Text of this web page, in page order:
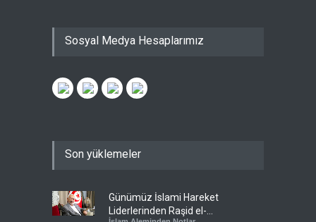
Sosyal Medya Hesaplarımız
Son yüklemeler
Günümüz İslami Hareket
Liderlerinden Raşid el-